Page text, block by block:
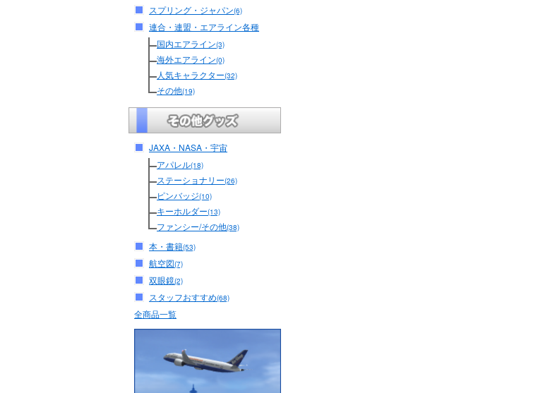
スプリング・ジャパン(6)
連合・連盟・エアライン各種
国内エアライン(3)
海外エアライン(0)
人気キャラクター(32)
その他(19)
JAXA・NASA・宇宙
アパレル(18)
ステーショナリー(26)
ピンバッジ(10)
キーホルダー(13)
ファンシー/その他(38)
本・書籍(53)
航空図(7)
双眼鏡(2)
スタッフおすすめ(68)
全商品一覧